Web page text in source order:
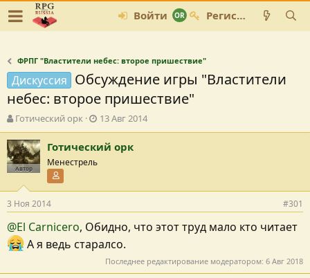
Войти Регистрация
ФРПГ "Властители небес: второе пришествие"
Дискуссия Обсуждение игры "Властители
небес: второе пришествие"
А
в
т
о
р
е
м
Готический орк
Д
а
т
а
з
н
и
13 Авг 2014
Автор
Готический орк
Менестрель
3 Ноя 2014 #301
@El Carnicero, Обидно, что этот труд мало кто читает
А я ведь старалсо.
Последнее редактирование модератором: 6 Авг 2018